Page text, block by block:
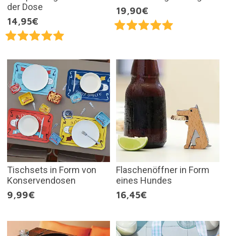
der Dose
14,95€
19,90€
Tischsets in Form von
Konservendosen
9,99€
Flaschenöffner in Form
eines Hundes
16,45€